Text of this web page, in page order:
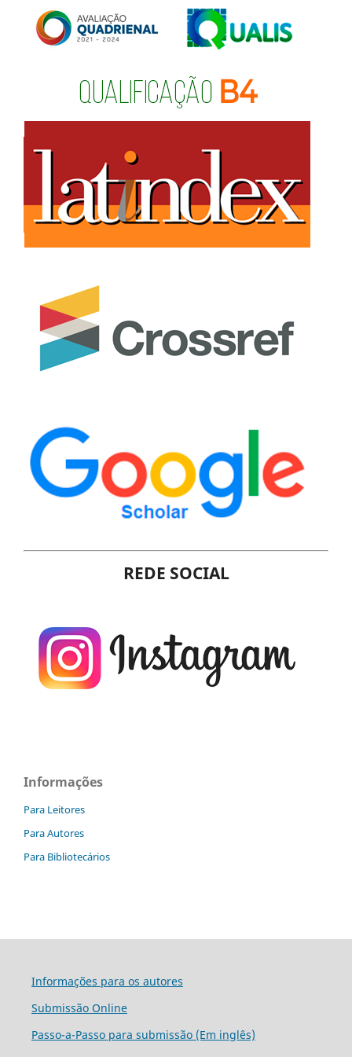
REDE SOCIAL
Informações
Para Leitores
Para Autores
Para Bibliotecários
Informações para os autores
Submissão Online
Passo-a-Passo para submissão (Em inglês)